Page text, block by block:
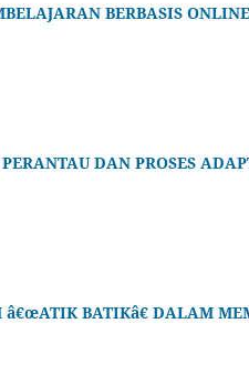
BERBASIS
DAN PROSES
BATIKâ€ DALAM